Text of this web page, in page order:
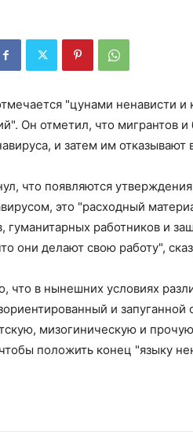
"цунами ненависти и
Он отметил, что мигрантов
и затем им
что появляются
это "расходный
гуманитарных работников и
они делают свою работу",
что в нынешних условиях
и
мизогиническую и
положить конец "языку